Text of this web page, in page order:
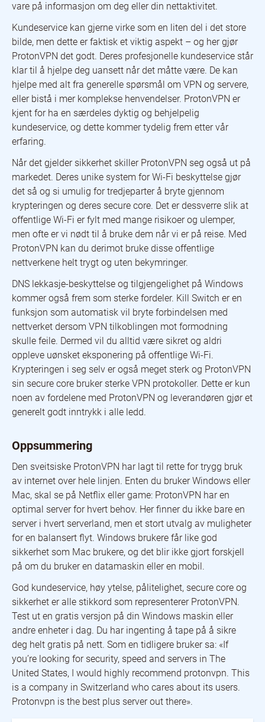
vare på informasjon om deg eller din nettaktivitet.
Kundeservice kan gjerne virke som en liten del i det store
bilde, men dette er faktisk et viktig aspekt – og her gjør
ProtonVPN det godt. Deres profesjonelle kundeservice står
klar til å hjelpe deg uansett når det måtte være. De kan
hjelpe med alt fra generelle spørsmål om VPN og servere,
eller bistå i mer komplekse henvendelser. ProtonVPN er
kjent for ha en særdeles dyktig og behjelpelig
kundeservice, og dette kommer tydelig frem etter vår
erfaring.
Når det gjelder sikkerhet skiller ProtonVPN seg også ut på
markedet. Deres unike system for Wi-Fi beskyttelse gjør
det så og si umulig for tredjeparter å bryte gjennom
krypteringen og deres secure core. Det er dessverre slik at
offentlige Wi-Fi er fylt med mange risikoer og ulemper,
men ofte er vi nødt til å bruke dem når vi er på reise. Med
ProtonVPN kan du derimot bruke disse offentlige
nettverkene helt trygt og uten bekymringer.
DNS lekkasje-beskyttelse og tilgjengelighet på Windows
kommer også frem som sterke fordeler. Kill Switch er en
funksjon som automatisk vil bryte forbindelsen med
nettverket dersom VPN tilkoblingen mot formodning
skulle feile. Dermed vil du alltid være sikret og aldri
oppleve uønsket eksponering på offentlige Wi-Fi.
Krypteringen i seg selv er også meget sterk og ProtonVPN
sin secure core bruker sterke VPN protokoller. Dette er kun
noen av fordelene med ProtonVPN og leverandøren gjør et
generelt godt inntrykk i alle ledd.
Oppsummering
Den sveitsiske ProtonVPN har lagt til rette for trygg bruk
av internet over hele linjen. Enten du bruker Windows eller
Mac, skal se på Netflix eller game: ProtonVPN har en
optimal server for hvert behov. Her finner du ikke bare en
server i hvert serverland, men et stort utvalg av muligheter
for en balansert flyt. Windows brukere får like god
sikkerhet som Mac brukere, og det blir ikke gjort forskjell
på om du bruker en datamaskin eller en mobil.
God kundeservice, høy ytelse, pålitelighet, secure core og
sikkerhet er alle stikkord som representerer ProtonVPN.
Test ut en gratis versjon på din Windows maskin eller
andre enheter i dag. Du har ingenting å tape på å sikre
deg helt gratis på nett. Som en tidligere bruker sa: «If
you’re looking for security, speed and servers in The
United States, I would highly recommend protonvpn. This
is a company in Switzerland who cares about its users.
Protonvpn is the best plus server out there».